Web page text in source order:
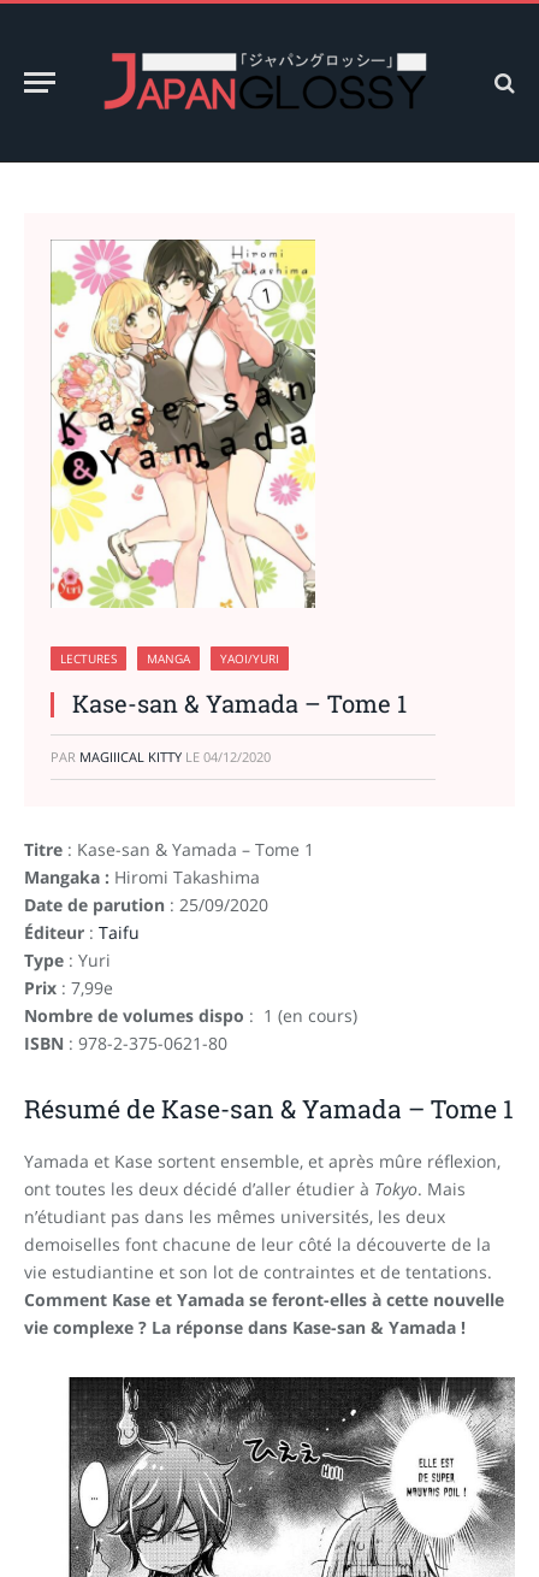
LECTURES MANGA YAOI/YURI
Kase-san & Yamada – Tome 1
PAR MAGIIICAL KITTY LE 04/12/2020
Titre : Kase-san & Yamada – Tome 1
Mangaka : Hiromi Takashima
Date de parution : 25/09/2020
Éditeur : Taifu
Type : Yuri
Prix : 7,99e
Nombre de volumes dispo : 1 (en cours)
ISBN : 978-2-375-0621-80
Résumé de Kase-san & Yamada – Tome 1
Yamada et Kase sortent ensemble, et après mûre réflexion,
ont toutes les deux décidé d’aller étudier à Tokyo. Mais
n’étudiant pas dans les mêmes universités, les deux
demoiselles font chacune de leur côté la découverte de la
vie estudiantine et son lot de contraintes et de tentations.
Comment Kase et Yamada se feront-elles à cette nouvelle
vie complexe ? La réponse dans Kase-san & Yamada !